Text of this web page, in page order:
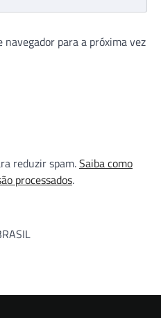
para a próxima vez
reduzir spam.Saiba como
processados.